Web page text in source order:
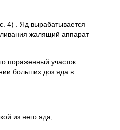
4) . Яд вырабатывается
жалящий аппарат
пораженный участок
больших доз яда в
из него яда;